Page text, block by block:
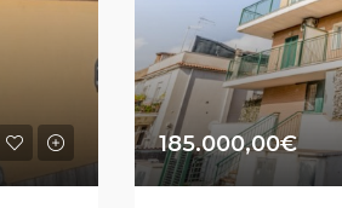
185.000,00€